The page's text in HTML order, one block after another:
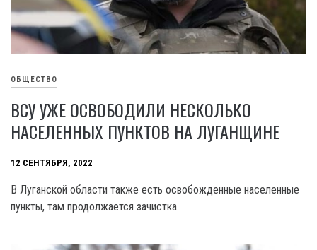
ОБЩЕСТВО
ВСУ УЖЕ ОСВОБОДИЛИ НЕСКОЛЬКО
НАСЕЛЕННЫХ ПУНКТОВ НА ЛУГАНЩИНЕ
12 СЕНТЯБРЯ, 2022
В Луганской области также есть освобожденные населенные
пункты, там продолжается зачистка.